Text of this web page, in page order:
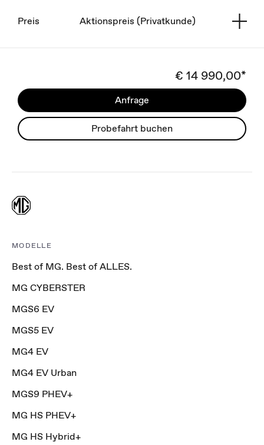
Preis Aktionspreis (Privatkunde)
€ 14 990,00*
Anfrage
Probefahrt buchen
MODELLE
Best of MG. Best of ALLES.
MG CYBERSTER
MGS6 EV
MGS5 EV
MG4 EV
MG4 EV Urban
MGS9 PHEV+
MG HS PHEV+
MG HS Hybrid+